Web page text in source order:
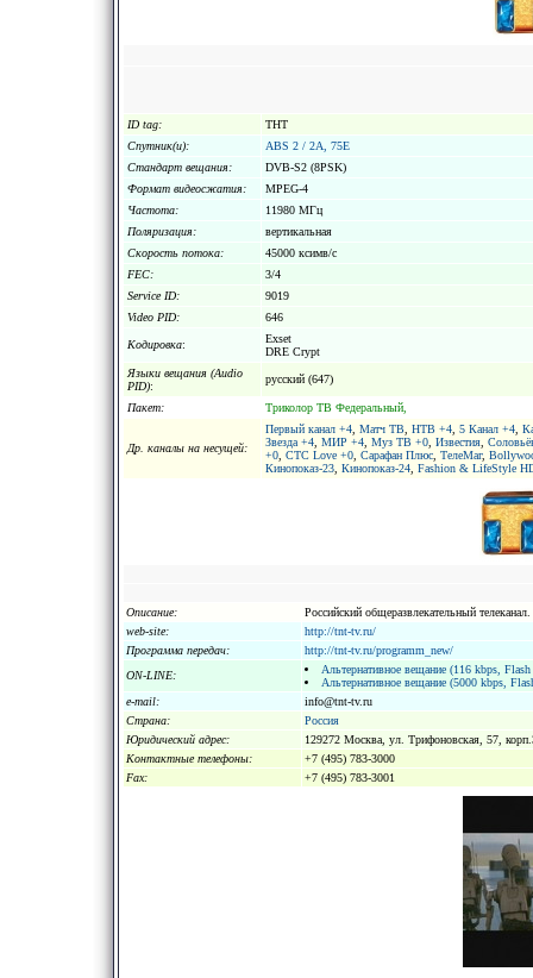
ID tag:
ТНТ
Спутник(и):
ABS 2 / 2A, 75E
Стандарт вещания:
DVB-S2 (8PSK)
Формат видеосжатия:
MPEG-4
Частота:
11980 МГц
Поляризация:
вертикальная
Скорость потока:
45000 ксимв/с
FEC:
3/4
Service ID:
9019
Video PID:
646
Кодировка:
Exset
DRE Crypt
Языки вещания (Audio
PID):
русский (647)
Пакет: Триколор ТВ Федеральный,
Др. каналы на несущей:
Первый канал +4 Матч ТВ НТВ +4 5 Канал +4
Звезда +4 МИР +4 Муз ТВ +0 Известия
+0 СТС Love +0 Сарафан Плюс ТелеМаг,
Кинопоказ-23 Кинопоказ-24 Fashion & LifeStyle
Описание:
Российский общеразвлекательный телеканал.
web-site:
http://tnt-tv.ru/
Программа передач:
http://tnt-tv.ru/programm_new/
ON-LINE:
Альтернативное вещание (116 kbps,
Альтернативное вещание (5000 kbps,
e-mail:
info@tnt-tv.ru
Страна:
Россия
Юридический адрес:
129272 Москва, ул. Трифоновская, 57,
Kонтактные телефоны:
+7 (495) 783-3000
Fax:
+7 (495) 783-3001